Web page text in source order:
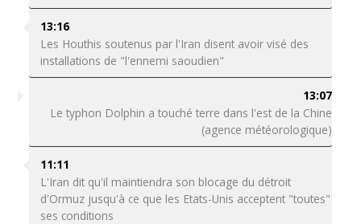
13:16
Les Houthis soutenus par l'Iran disent avoir visé des
installations de "l'ennemi saoudien"
13:07
Le typhon Dolphin a touché terre dans l'est de la Chine
(agence météorologique)
11:11
L'Iran dit qu'il maintiendra son blocage du détroit
d'Ormuz jusqu'à ce que les Etats-Unis acceptent "toutes"
ses conditions